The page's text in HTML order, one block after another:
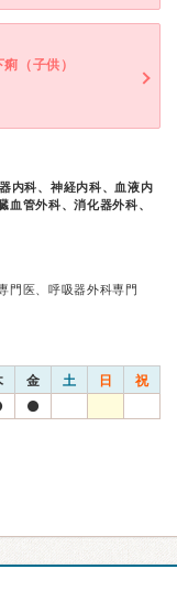
（子供）
内科、神経内科、血液内
血管外科、消化器外科、
門医、呼吸器外科専門
金 土 日 祝